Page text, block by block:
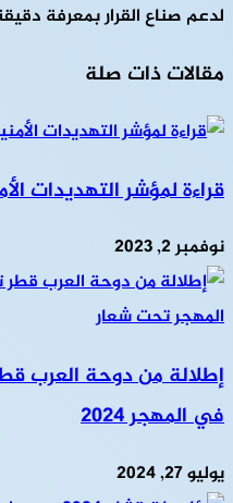
لدعم صناع القرار بمعرفة
مقالات ذات صلة
قراءة لمؤشر التهديدات
نوفمبر 2, 2023
إطلالة من دوحة العرب
في المهجر 2024
يوليو 27, 2024